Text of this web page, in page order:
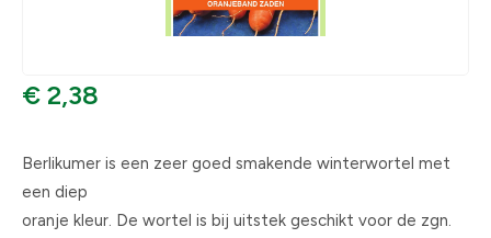
€ 2,38
Berlikumer is een zeer goed smakende winterwortel met
een diep
oranje kleur. De wortel is bij uitstek geschikt voor de zgn.